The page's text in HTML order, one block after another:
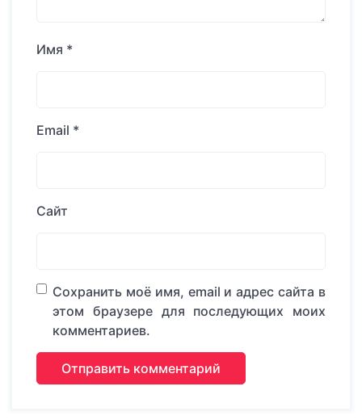
Имя *
Email *
Сайт
Сохранить моё имя, email и адрес сайта в
этом браузере для последующих моих
комментариев.